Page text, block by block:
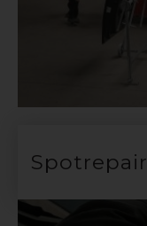
Spotrepair